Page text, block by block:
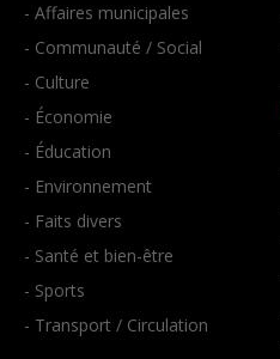
- Affaires municipales
- Communauté / Social
- Culture
- Économie
- Éducation
- Environnement
- Faits divers
- Santé et bien-être
- Sports
- Transport / Circulation